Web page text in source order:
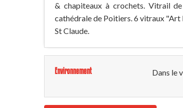
& chapiteaux à crochets. Vitrail
cathédrale de Poitiers. 6 vitraux "Art
St Claude.
Environnement Dans le